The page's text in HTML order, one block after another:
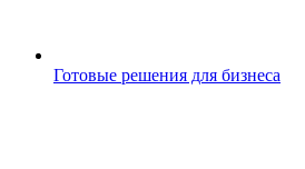
Готовые решения для бизнеса